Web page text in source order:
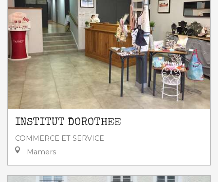
INSTITUT DOROTHEE
COMMERCE ET SERVICE
Mamers